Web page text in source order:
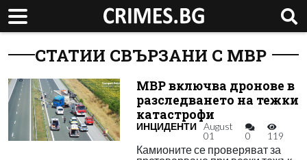
СТАТИИ СВЪРЗАНИ С МВР
МВР включва дронове в
разследването на тежки
катастрофи
ИНЦИДЕНТИ
August
01
0 119
Камионите се проверяват за